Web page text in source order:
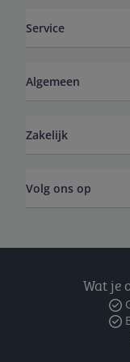
Service
Algemeen
Zakelijk
Volg ons op
Wat je